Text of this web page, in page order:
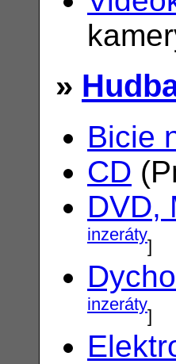
»
Bicie
CD
DVD,
inzeráty]
inzeráty]